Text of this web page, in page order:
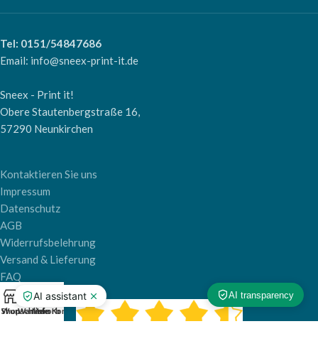
Tel: 0151/54847686
Email: info@sneex-print-it.de
Sneex - Print it!
Obere Stautenbergstraße 16,
57290 Neunkirchen
Kontaktieren Sie uns
Impressum
Datenschutz
AGB
Widerrufsbelehrung
Versand & Lieferung
FAQ
Shop
Wunschliste
0
Warenkorb
Mein Konto